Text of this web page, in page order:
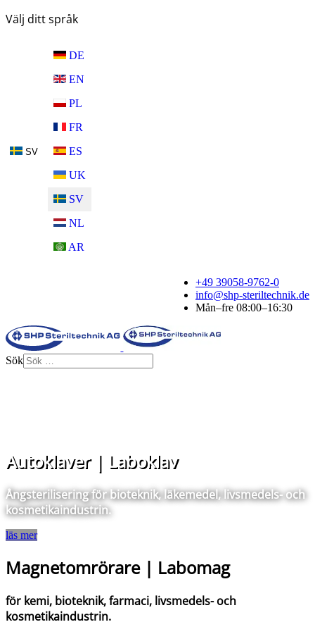
Välj ditt språk
SV
DE
EN
PL
FR
ES
UK
SV
NL
AR
+49 39058-9762-0
info@shp-steriltechnik.de
Mån–fre 08:00–16:30
Sök
Autoklaver | Laboklav
Ångsterilisering för bioteknik, läkemedel, livsmedels- och
kosmetikaindustrin.
läs mer
Magnetomrörare | Labomag
för kemi, bioteknik, farmaci, livsmedels- och
kosmetikaindustrin.